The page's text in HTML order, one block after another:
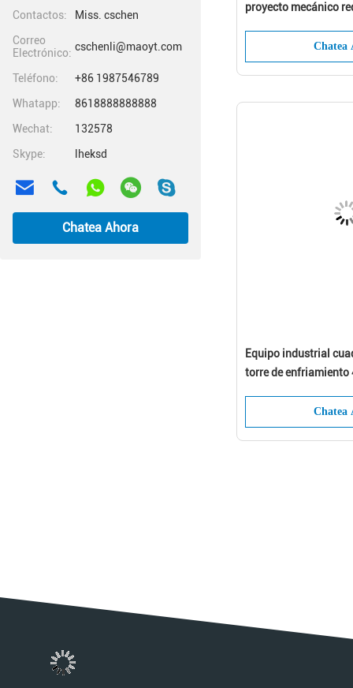
Contactos:
Miss. cschen
Correo
Electrónico: cschenli@maoyt.com
Teléfono:
+86 1987546789
Whatapp:
8618888888888
Wechat:
132578
Skype:
lheksd
Chatea Ahora
proyecto mecánico
Chatea
Equipo industrial
torre de enfriamiento
Chatea